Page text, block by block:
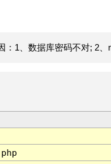
1、数据库密码不对; 2、